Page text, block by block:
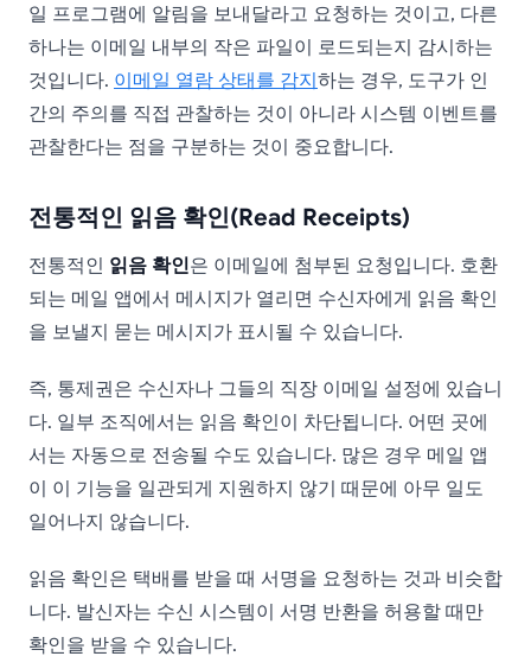
일 프로그램에 알림을 보내달라고 요청하는 것이고, 다른
하나는 이메일 내부의 작은 파일이 로드되는지 감시하는
것입니다. 이메일 열람 상태를 감지하는 경우, 도구가 인
간의 주의를 직접 관찰하는 것이 아니라 시스템 이벤트를
관찰한다는 점을 구분하는 것이 중요합니다.
전통적인 읽음 확인(Read Receipts)
전통적인 읽음 확인은 이메일에 첨부된 요청입니다. 호환
되는 메일 앱에서 메시지가 열리면 수신자에게 읽음 확인
을 보낼지 묻는 메시지가 표시될 수 있습니다.
즉, 통제권은 수신자나 그들의 직장 이메일 설정에 있습니
다. 일부 조직에서는 읽음 확인이 차단됩니다. 어떤 곳에
서는 자동으로 전송될 수도 있습니다. 많은 경우 메일 앱
이 이 기능을 일관되게 지원하지 않기 때문에 아무 일도
일어나지 않습니다.
읽음 확인은 택배를 받을 때 서명을 요청하는 것과 비슷합
니다. 발신자는 수신 시스템이 서명 반환을 허용할 때만
확인을 받을 수 있습니다.